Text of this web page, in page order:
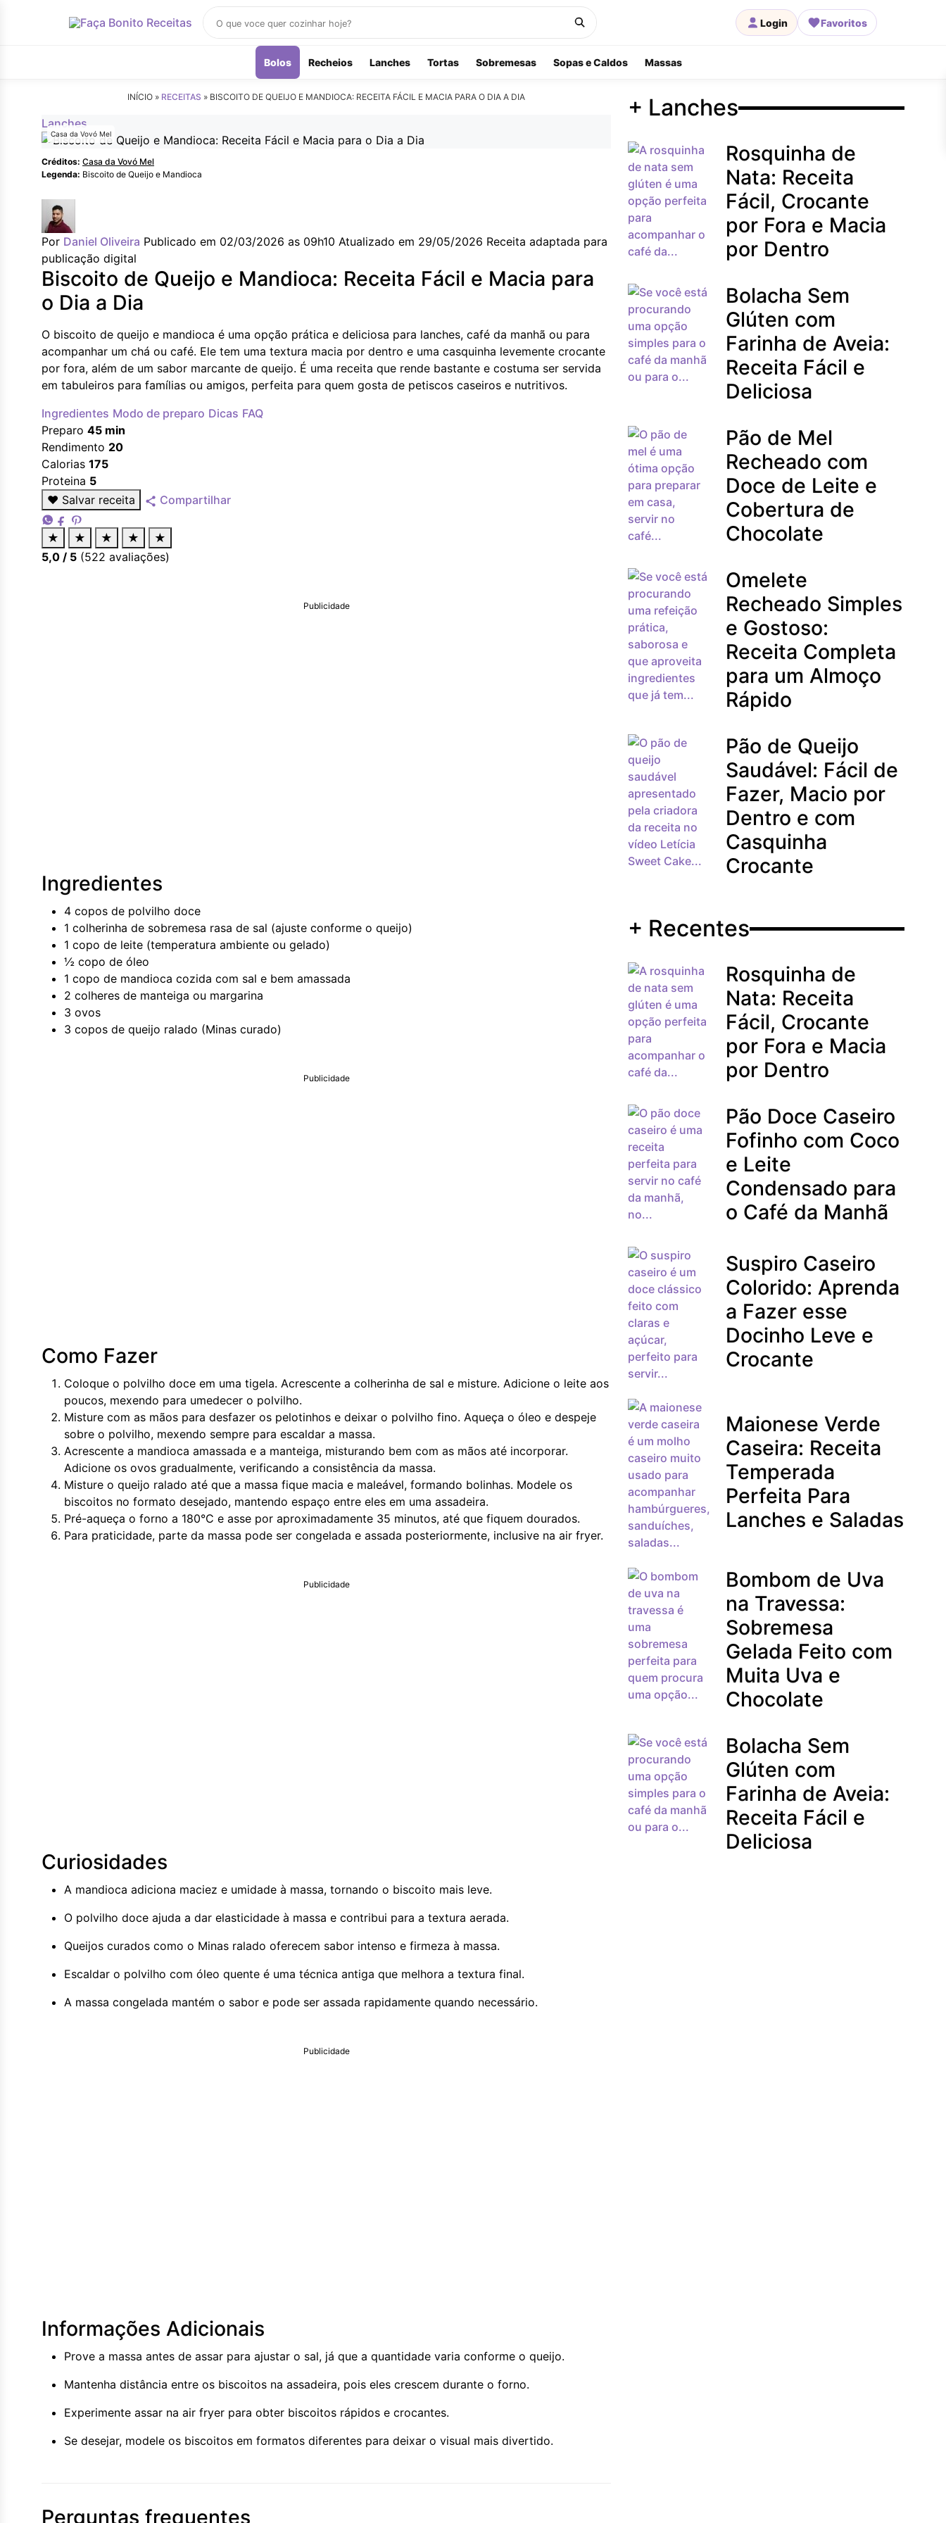
receitas
Login Favoritos
Bolos Recheios Lanches Tortas Sobremesas Sopas e Caldos Massas
INÍCIO » RECEITAS » BISCOITO DE QUEIJO E MANDIOCA: RECEITA FÁCIL E MACIA PARA O DIA A DIA
Lanches
Casa da Vovó Mel
Créditos: Casa da Vovó Mel
Legenda: Biscoito de Queijo e Mandioca
Por Daniel Oliveira Publicado em 02/03/2026 as 09h10 Atualizado em 29/05/2026 Receita adaptada para
publicação digital
Biscoito de Queijo e Mandioca: Receita Fácil e Macia para
o Dia a Dia
O biscoito de queijo e mandioca é uma opção prática e deliciosa para lanches, café da manhã ou para
acompanhar um chá ou café. Ele tem uma textura macia por dentro e uma casquinha levemente crocante
por fora, além de um sabor marcante de queijo. É uma receita que rende bastante e costuma ser servida
em tabuleiros para famílias ou amigos, perfeita para quem gosta de petiscos caseiros e nutritivos.
Ingredientes Modo de preparo Dicas FAQ
Preparo 45 min
Rendimento 20
Calorias 175
Proteina 5
♥ Salvar receita Compartilhar
★ ★ ★ ★
★
5,0 / 5 (522 avaliações)
Publicidade
Ingredientes
4 copos de polvilho doce
1 colherinha de sobremesa rasa de sal (ajuste conforme o queijo)
1 copo de leite (temperatura ambiente ou gelado)
½ copo de óleo
1 copo de mandioca cozida com sal e bem amassada
2 colheres de manteiga ou margarina
3 ovos
3 copos de queijo ralado (Minas curado)
Publicidade
Como Fazer
Coloque o polvilho doce em uma tigela. Acrescente a colherinha de sal e misture. Adicione o leite aos
poucos, mexendo para umedecer o polvilho.
Misture com as mãos para desfazer os pelotinhos e deixar o polvilho fino. Aqueça o óleo e despeje
sobre o polvilho, mexendo sempre para escaldar a massa.
Acrescente a mandioca amassada e a manteiga, misturando bem com as mãos até incorporar.
Adicione os ovos gradualmente, verificando a consistência da massa.
Misture o queijo ralado até que a massa fique macia e maleável, formando bolinhas. Modele os
biscoitos no formato desejado, mantendo espaço entre eles em uma assadeira.
Pré-aqueça o forno a 180°C e asse por aproximadamente 35 minutos, até que fiquem dourados.
Para praticidade, parte da massa pode ser congelada e assada posteriormente, inclusive na air fryer.
Publicidade
Curiosidades
A mandioca adiciona maciez e umidade à massa, tornando o biscoito mais leve.
O polvilho doce ajuda a dar elasticidade à massa e contribui para a textura aerada.
Queijos curados como o Minas ralado oferecem sabor intenso e firmeza à massa.
Escaldar o polvilho com óleo quente é uma técnica antiga que melhora a textura final.
A massa congelada mantém o sabor e pode ser assada rapidamente quando necessário.
Publicidade
Informações Adicionais
Prove a massa antes de assar para ajustar o sal, já que a quantidade varia conforme o queijo.
Mantenha distância entre os biscoitos na assadeira, pois eles crescem durante o forno.
Experimente assar na air fryer para obter biscoitos rápidos e crocantes.
Se desejar, modele os biscoitos em formatos diferentes para deixar o visual mais divertido.
Perguntas frequentes
+ Lanches
Rosquinha de
Nata: Receita
Fácil, Crocante
por Fora e Macia
por Dentro
Bolacha Sem
Glúten com
Farinha de Aveia:
Receita Fácil e
Deliciosa
Pão de Mel
Recheado com
Doce de Leite e
Cobertura de
Chocolate
Omelete
Recheado Simples
e Gostoso:
Receita Completa
para um Almoço
Rápido
Pão de Queijo
Saudável: Fácil de
Fazer, Macio por
Dentro e com
Casquinha
Crocante
+ Recentes
Rosquinha de
Nata: Receita
Fácil, Crocante
por Fora e Macia
por Dentro
Pão Doce Caseiro
Fofinho com Coco
e Leite
Condensado para
o Café da Manhã
Suspiro Caseiro
Colorido: Aprenda
a Fazer esse
Docinho Leve e
Crocante
Maionese Verde
Caseira: Receita
Temperada
Perfeita Para
Lanches e Saladas
Bombom de Uva
na Travessa:
Sobremesa
Gelada Feito com
Muita Uva e
Chocolate
Bolacha Sem
Glúten com
Farinha de Aveia:
Receita Fácil e
Deliciosa